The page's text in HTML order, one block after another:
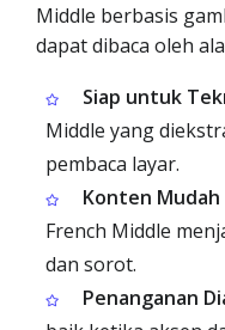
Middle berbasis
dapat dibaca oleh
Siap untuk
Middle yang
pembaca layar.
Konten
French Middle
dan sorot.
Penanganan